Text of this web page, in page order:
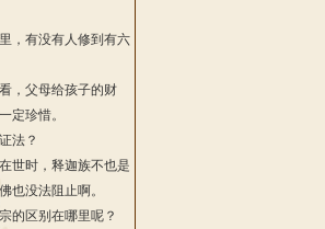
，有没有人修到有六
，父母给孩子的财
定珍惜。
法？
世时，释迦族不也是
也没法阻止啊。
的区别在哪里呢？